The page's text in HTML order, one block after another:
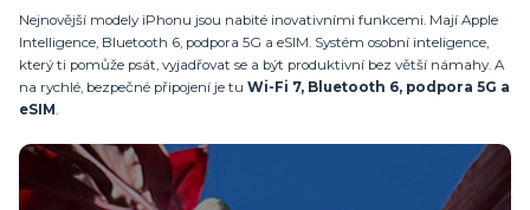
Nejnovější modely iPhonu jsou nabité inovativními funkcemi. Mají Apple
Intelligence, Bluetooth 6, podpora 5G a eSIM. Systém osobní inteligence,
který ti pomůže psát, vyjadřovat se a být produktivní bez větší námahy. A
na rychlé, bezpečné připojení je tu Wi-Fi 7, Bluetooth 6, podpora 5G a
eSIM.